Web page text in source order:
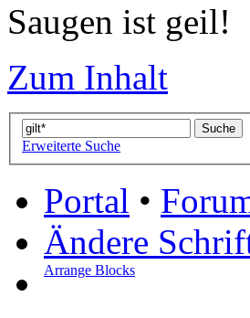
Saugen ist geil!
Zum Inhalt
Erweiterte Suche
Portal •
Ändere
Arrange Blocks